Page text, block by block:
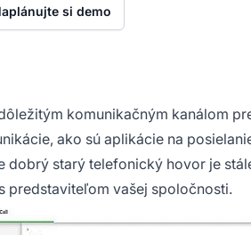
si demo
komunikačným kanálom
ako sú aplikácie na
dobrý starý telefonický hovor je
predstaviteľom vašej spoločnosti.